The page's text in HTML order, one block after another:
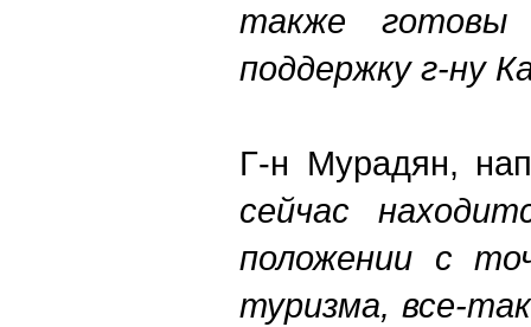
также готовы
поддержку г-ну
Г-н Мурадян,
сейчас
положении с
туризма, все-